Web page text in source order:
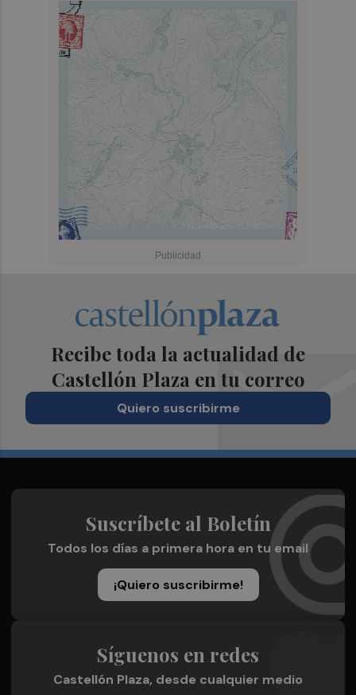
Recibe toda la actualidad de
Castellón Plaza en tu correo
Quiero suscribirme
Suscríbete al Boletín
Todos los días a primera hora en tu email
¡Quiero suscribirme!
Síguenos en redes
Castellón Plaza, desde cualquier medio